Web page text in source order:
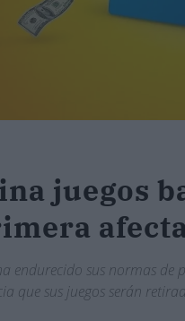
juegos
endurecido sus normas
que sus juegos serán